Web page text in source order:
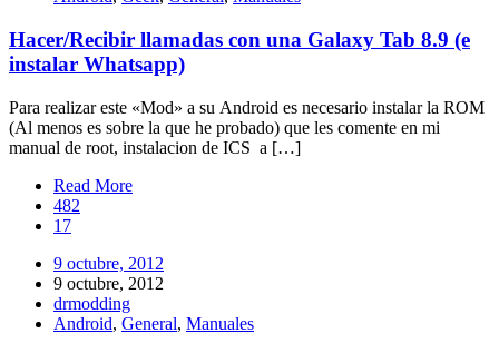
Hacer/Recibir llamadas con una Galaxy Tab 8.9 (e
instalar Whatsapp)
Para realizar este «Mod» a su Android es necesario instalar la ROM
(Al menos es sobre la que he probado) que les comente en mi
manual de root, instalacion de ICS a […]
Read More
482
17
9 octubre, 2012
9 octubre, 2012
drmodding
Android, General, Manuales